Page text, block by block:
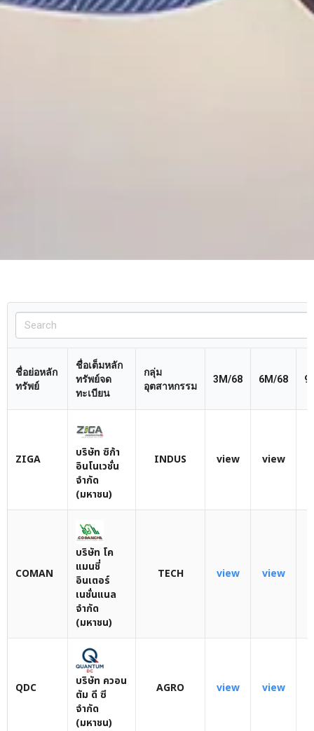
ชื่อย่อหลัก
ทรัพย์
ชื่อเต็มหลัก
ทรัพย์จด
ทะเบียน
กลุ่ม
อุตสาหกรรม
3M/68 6M/68
ZIGA
บริษัท ซิก้า
อินโนเวชั่น
จำกัด
(มหาชน)
INDUS view view
COMAN
บริษัท โค
แมนชี่
อินเตอร์
เนชั่นแนล
จำกัด
(มหาชน)
TECH view view
QDC
บริษัท ควอน
ตัม ดี ซี
จำกัด
(มหาชน)
AGRO view view